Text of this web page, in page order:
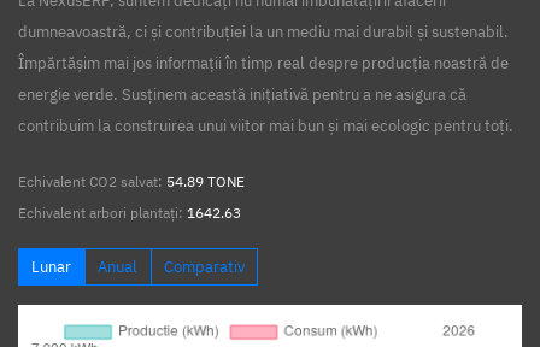
dumneavoastră, ci și contribuției la un mediu mai durabil și sustenabil.
Împărtășim mai jos informații în timp real despre producția noastră de
energie verde. Susținem această inițiativă pentru a ne asigura că
contribuim la construirea unui viitor mai bun și mai ecologic pentru toți.
Echivalent CO2 salvat: 54.89 TONE
Echivalent arbori plantați: 1642.63
Lunar Anual Comparativ